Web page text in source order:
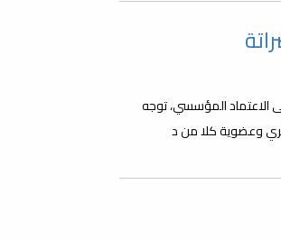
على الاعتماد المؤسسي، توجه
وعضوية كلا من د